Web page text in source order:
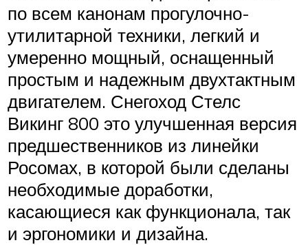
по всем канонам прогулочно-
утилитарной техники, легкий и
умеренно мощный, оснащенный
простым и надежным двухтактным
двигателем. Снегоход Стелс
Викинг 800 это улучшенная версия
предшественников из линейки
Росомах, в которой были сделаны
необходимые доработки,
касающиеся как функционала, так
и эргономики и дизайна.